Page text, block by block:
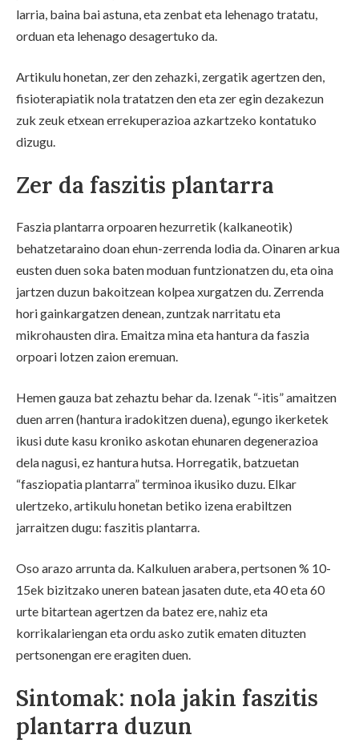
larria, baina bai astuna, eta zenbat eta lehenago tratatu,
orduan eta lehenago desagertuko da.
Artikulu honetan, zer den zehazki, zergatik agertzen den,
fisioterapiatik nola tratatzen den eta zer egin dezakezun
zuk zeuk etxean errekuperazioa azkartzeko kontatuko
dizugu.
Zer da faszitis plantarra
Faszia plantarra orpoaren hezurretik (kalkaneotik)
behatzetaraino doan ehun-zerrenda lodia da. Oinaren arkua
eusten duen soka baten moduan funtzionatzen du, eta oina
jartzen duzun bakoitzean kolpea xurgatzen du. Zerrenda
hori gainkargatzen denean, zuntzak narritatu eta
mikrohausten dira. Emaitza mina eta hantura da faszia
orpoari lotzen zaion eremuan.
Hemen gauza bat zehaztu behar da. Izenak “-itis” amaitzen
duen arren (hantura iradokitzen duena), egungo ikerketek
ikusi dute kasu kroniko askotan ehunaren degenerazioa
dela nagusi, ez hantura hutsa. Horregatik, batzuetan
“fasziopatia plantarra” terminoa ikusiko duzu. Elkar
ulertzeko, artikulu honetan betiko izena erabiltzen
jarraitzen dugu: faszitis plantarra.
Oso arazo arrunta da. Kalkuluen arabera, pertsonen % 10-
15ek bizitzako uneren batean jasaten dute, eta 40 eta 60
urte bitartean agertzen da batez ere, nahiz eta
korrikalariengan eta ordu asko zutik ematen dituzten
pertsonengan ere eragiten duen.
Sintomak: nola jakin faszitis
plantarra duzun